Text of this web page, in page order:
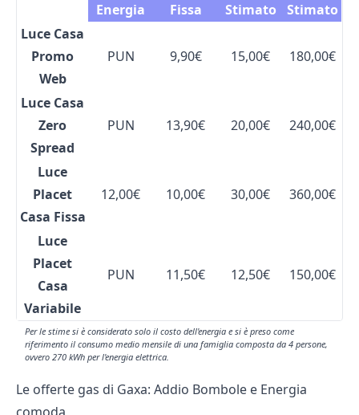
Energia
Fissa
Stimato
Stimato
Luce Casa
Promo
Web
PUN 9,90€ 15,00€ 180,00€
Luce Casa
Zero
Spread
PUN 13,90€ 20,00€ 240,00€
Luce
Placet
Casa Fissa
12,00€ 10,00€ 30,00€ 360,00€
Luce
Placet
Casa
Variabile
PUN 11,50€ 12,50€ 150,00€
Per le stime si è considerato solo il costo dell'energia e si è preso come
riferimento il consumo medio mensile di una famiglia composta da 4 persone,
ovvero 270 kWh per l'energia elettrica.
Le offerte gas di Gaxa: Addio Bombole e Energia
comoda